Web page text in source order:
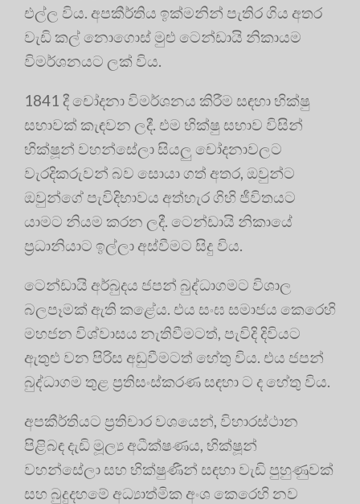
එල්ල විය. අපකීර්තිය ඉක්මනින් පැතිර ගිය අතර
වැඩි කල් නොගොස් මුළු ටෙන්ඩායි නිකායම
විමර්ශනයට ලක් විය.
1841 දී චෝදනා විමර්ශනය කිරීම සඳහා භික්ෂු
සභාවක් කැඳවන ලදී. එම භික්ෂු සභාව විසින්
භික්ෂූන් වහන්සේලා සියලු චෝදනාවලට
වැරදිකරුවන් බව සොයා ගත් අතර, ඔවුන්ට
ඔවුන්ගේ පැවිදිභාවය අත්හැර ගිහි ජීවිතයට
යාමට නියම කරන ලදී. ටෙන්ඩායි නිකායේ
ප්‍රධානියාට ඉල්ලා අස්වීමට සිදු විය.
ටෙන්ඩායි අර්බුදය ජපන් බුද්ධාගමට විශාල
බලපෑමක් ඇති කළේය. එය සංඝ සමාජය කෙරෙහි
මහජන විශ්වාසය නැතිවීමටත්, පැවිදි දිවියට
ඇතුළු වන පිරිස අඩුවීමටත් හේතු විය. එය ජපන්
බුද්ධාගම තුළ ප්‍රතිසංස්කරණ සඳහා ට ද හේතු විය.
අපකීර්තියට ප්‍රතිචාර වශයෙන්, විහාරස්ථාන
පිළිබඳ දැඩි මූල්‍ය අධීක්ෂණය, භික්ෂූන්
වහන්සේලා සහ භික්ෂුණීන් සඳහා වැඩි පුහුණුවක්
සහ බුදුදහමේ අධ්‍යාත්මික අංශ කෙරෙහි නව